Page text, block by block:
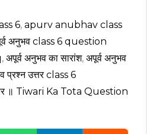
6, apurv anubhav class
अनुभव class 6 question
, अपूर्व अनुभव का सारांश, अपूर्व अनुभव
प्रश्न उत्तर class 6
॥ Tiwari Ka Tota Question